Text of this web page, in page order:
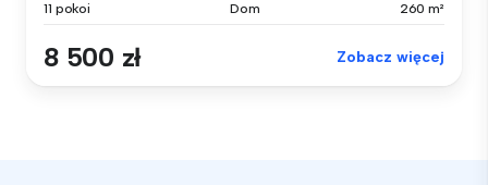
11 pokoi Dom 260 m²
8 500 zł Zobacz więcej